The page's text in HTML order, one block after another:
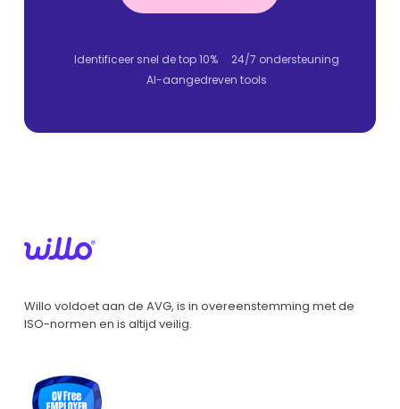
Identificeer snel de top 10%
24/7 ondersteuning
AI-aangedreven tools
Willo voldoet aan de AVG, is in overeenstemming met de
ISO-normen en is altijd veilig.